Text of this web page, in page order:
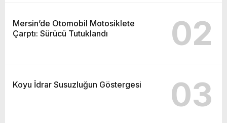
Mersin’de Otomobil Motosiklete
Çarptı: Sürücü Tutuklandı
02
Koyu İdrar Susuzluğun Göstergesi 03